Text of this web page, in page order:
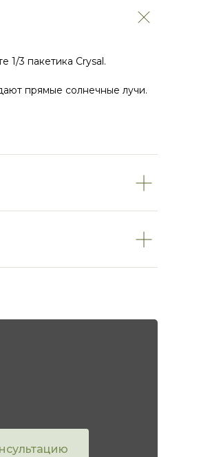
1/3 пакетика Crysal.
прямые солнечные лучи.